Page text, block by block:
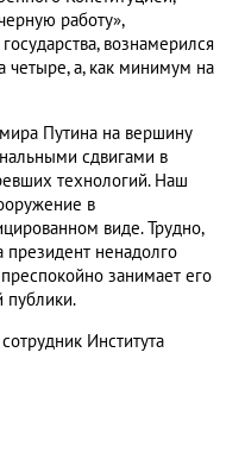
работу»,
вознамерился
четыре, а, как минимум на
Путина на вершину
сдвигами в
технологий. Наш
в
виде. Трудно,
президент ненадолго
занимает его
публики.
Института